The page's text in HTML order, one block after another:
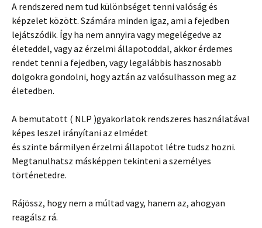
A rendszered nem tud különbséget tenni valóság és
képzelet között. Számára minden igaz, ami a fejedben
lejátszódik. Így ha nem annyira vagy megelégedve az
életeddel, vagy az érzelmi állapotoddal, akkor érdemes
rendet tenni a fejedben, vagy legalábbis hasznosabb
dolgokra gondolni, hogy aztán az valósulhasson meg az
életedben.
A bemutatott ( NLP )gyakorlatok rendszeres használatával
képes leszel irányítani az elmédet
és szinte bármilyen érzelmi állapotot létre tudsz hozni.
Megtanulhatsz másképpen tekinteni a személyes
történetedre.
Rájössz, hogy nem a múltad vagy, hanem az, ahogyan
reagálsz rá.